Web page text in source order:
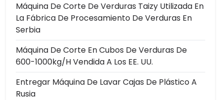
Máquina De Corte De Verduras Taizy Utilizada En
La Fábrica De Procesamiento De Verduras En
Serbia
Máquina De Corte En Cubos De Verduras De
600-1000kg/h Vendida A Los EE. UU.
Entregar Máquina De Lavar Cajas De Plástico A
Rusia